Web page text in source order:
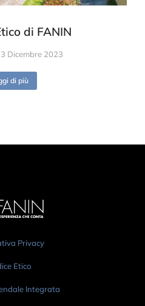
di FANIN
Dicembre 2023
di più
Privacy
Etico
Integrata